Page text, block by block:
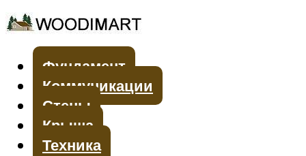
Фундамент
Коммуникации
Стены
Крыша
Техника